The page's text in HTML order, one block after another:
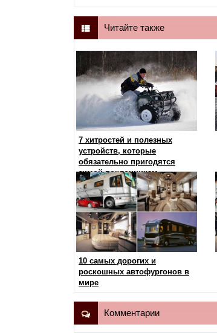
Читайте также
7 хитростей и полезных
устройств, которые
обязательно пригодятся
зимой поклонникам
квадроциклов
10 самых дорогих и
роскошных автофургонов в
мире
Комментарии